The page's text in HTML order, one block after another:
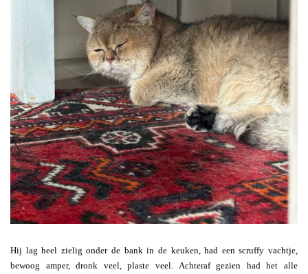
Hij lag heel zielig onder de bank in de keuken, had een scruffy vachtje,
bewoog amper, dronk veel, plaste veel. Achteraf gezien had het alle